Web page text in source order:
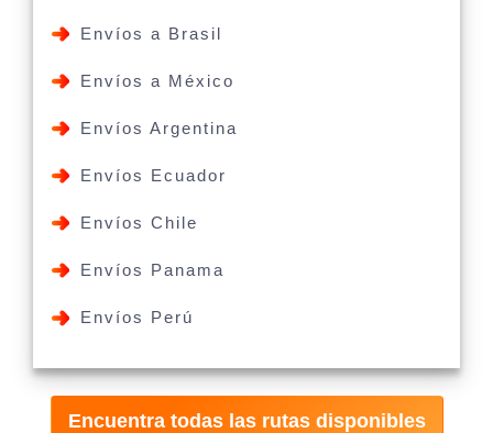
Envíos a Brasil
Envíos a México
Envíos Argentina
Envíos Ecuador
Envíos Chile
Envíos Panama
Envíos Perú
Encuentra todas las rutas disponibles